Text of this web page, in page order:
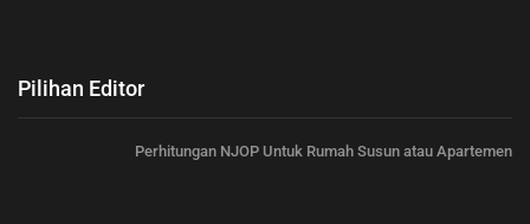
Pilihan Editor
Perhitungan NJOP Untuk Rumah Susun atau Apartemen